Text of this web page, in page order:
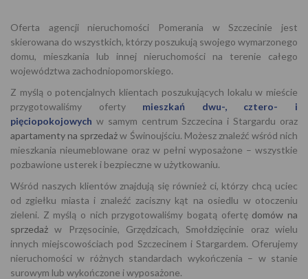
Oferta agencji nieruchomości Pomerania w Szczecinie jest
skierowana do wszystkich, którzy poszukują swojego wymarzonego
domu, mieszkania lub innej nieruchomości na terenie całego
województwa zachodniopomorskiego.
Z myślą o potencjalnych klientach poszukujących lokalu w mieście
przygotowaliśmy oferty mieszkań dwu-, cztero- i
pięciopokojowych w samym centrum Szczecina i Stargardu oraz
apartamenty na sprzedażw Świnoujściu. Możesz znaleźć wśród nich
mieszkania nieumeblowane oraz w pełni wyposażone – wszystkie
pozbawione usterek i bezpieczne w użytkowaniu.
Wśród naszych klientów znajdują się również ci, którzy chcą uciec
od zgiełku miasta i znaleźć zaciszny kąt na osiedlu w otoczeniu
zieleni. Z myślą o nich przygotowaliśmy bogatą ofertę domów na
sprzedaż w Przęsocinie, Grzędzicach, Smołdzięcinie oraz wielu
innych miejscowościach pod Szczecinem i Stargardem. Oferujemy
nieruchomości w różnych standardach wykończenia – w stanie
surowym lub wykończone i wyposażone.